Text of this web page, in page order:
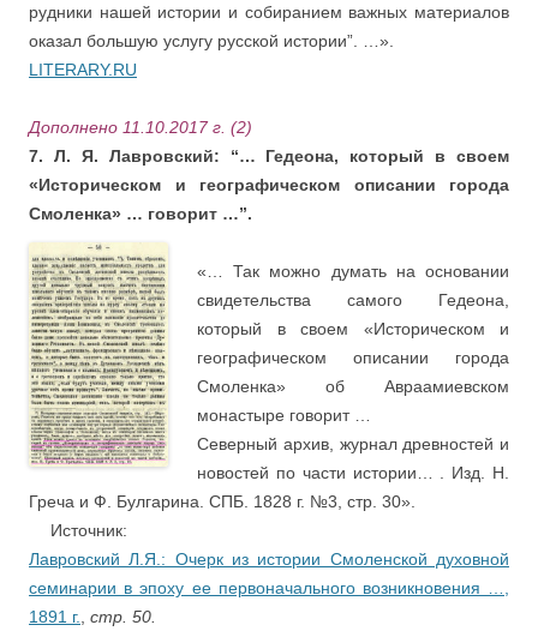
рудники нашей истории и собиранием важных материалов
оказал большую услугу русской истории”. …».
LITERARY.RU
Дополнено 11.10.2017 г. (2)
7. Л. Я. Лавровский: “… Гедеона, который в своем
«Историческом и географическом описании города
Смоленка» … говорит …”.
«… Так можно думать на основании
свидетельства самого Гедеона,
который в своем «Историческом и
географическом описании города
Смоленка» об Авраамиевском
монастыре говорит …
Северный архив, журнал древностей и
новостей по части истории… . Изд. Н.
Греча и Ф. Булгарина. СПБ. 1828 г. №3, стр. 30».
Источник:
Лавровский Л.Я.: Очерк из истории Смоленской духовной
семинарии в эпоху ее первоначального возникновения …,
1891 г.
стр. 50.